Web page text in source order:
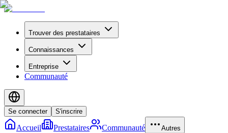
Trouver des prestataires
Connaissances
Entreprise
Communauté
Se connecter S'inscrire
Accueil Prestataires Communauté Autres